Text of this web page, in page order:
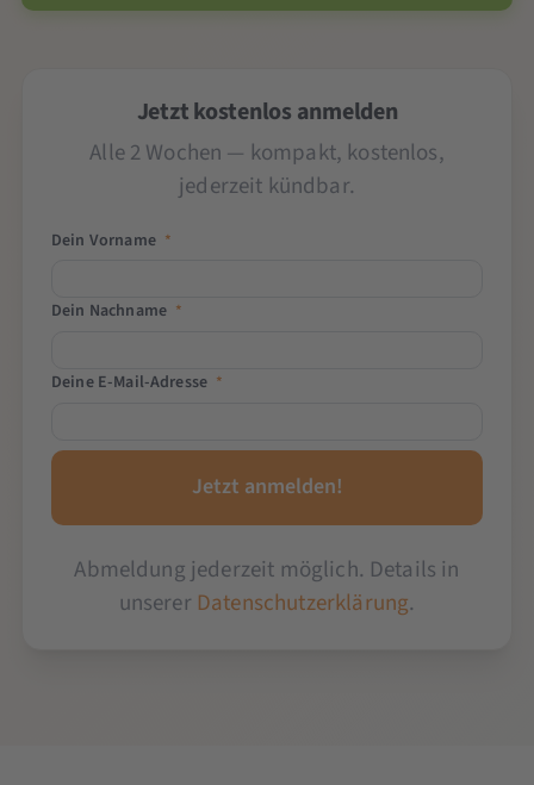
Jetzt kostenlos anmelden
Alle 2 Wochen — kompakt, kostenlos,
jederzeit kündbar.
Dein Vorname *
Dein Nachname *
Deine E-Mail-Adresse *
Abmeldung jederzeit möglich. Details in
unserer Datenschutzerklärung.